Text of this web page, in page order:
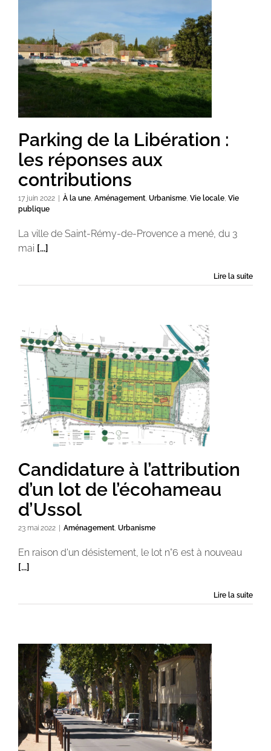
Parking de la Libération :
les réponses aux
contributions
17 juin 2022 À la une, Aménagement, Urbanisme, Vie locale, Vie
publique
La ville de Saint-Rémy-de-Provence a mené, du 3
mai [...]
Lire la suite
Candidature à l’attribution
d’un lot de l’écohameau
d’Ussol
23 mai 2022 Aménagement, Urbanisme
En raison d'un désistement, le lot n°6 est à nouveau
[...]
Lire la suite